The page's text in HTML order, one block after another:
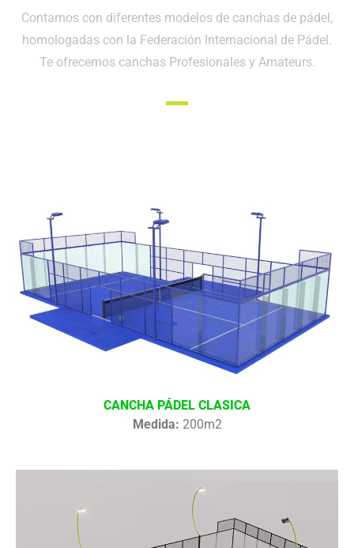
Contamos con diferentes modelos de canchas de pádel,
homologadas con la Federación Internacional de Pádel.
Te ofrecemos canchas Profesionales y Amateurs.
CANCHA PÁDEL CLASICA
Medida: 200m2